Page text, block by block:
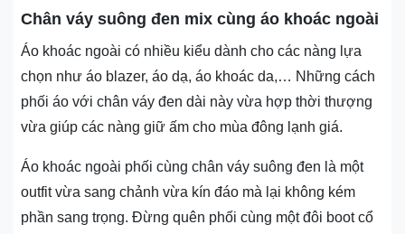
Chân váy suông đen mix cùng áo khoác ngoài
Áo khoác ngoài có nhiều kiểu dành cho các nàng lựa
chọn như áo blazer, áo dạ, áo khoác da,… Những cách
phối áo với chân váy đen dài này vừa hợp thời thượng
vừa giúp các nàng giữ ấm cho mùa đông lạnh giá.
Áo khoác ngoài phối cùng chân váy suông đen là một
outfit vừa sang chảnh vừa kín đáo mà lại không kém
phần sang trọng. Đừng quên phối cùng một đôi boot cổ